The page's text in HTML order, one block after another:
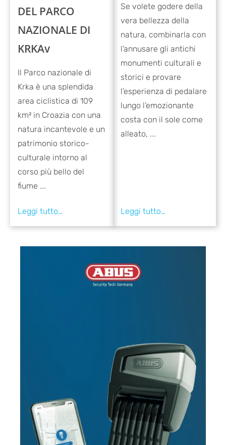
DEL PARCO
NAZIONALE DI
KRKAv
Il Parco nazionale di
Krka è una splendida
area ciclistica di 109
km² in Croazia con una
natura incantevole e un
patrimonio storico-
culturale intorno al
corso più bello del
fiume ...
Se volete godere della
vera bellezza della
natura, combinarla con
l’annusare gli antichi
monumenti culturali e
storici e provare
l’esperienza di pedalare
lungo l’emozionante
costa con il sole come
alleato, ...